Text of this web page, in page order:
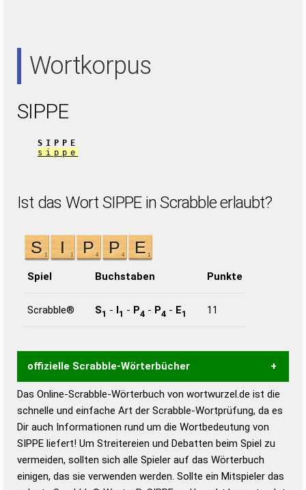
Wortkorpus
SIPPE
SIPPE
sippe
Ist das Wort SIPPE in Scrabble erlaubt?
Spiel Buchstaben Punkte
Scrabble® S1 - I1 - P4 - P4 - E1 11
offizielle Scrabble-Wörterbücher
Wortwurzel liefert mit Hilfe eines semantischen
Wortanalyse-Algorithmus gute Anhaltspunkte zu
Wortbedeutung, Worttrennung und Wortform, um die
Gültigkeit eines Wortes für das Scrabble-Spiel zu
bestimmen!
zugelassene Turnier Scrabble-
Wörterbücher sind:
Das Online-Scrabble-Wörterbuch von wortwurzel.de ist die
schnelle und einfache Art der Scrabble-Wortprüfung, da es
Dir auch Informationen rund um die Wortbedeutung von
SIPPE liefert! Um Streitereien und Debatten beim Spiel zu
vermeiden, sollten sich alle Spieler auf das Wörterbuch
einigen, das sie verwenden werden. Sollte ein Mitspieler das